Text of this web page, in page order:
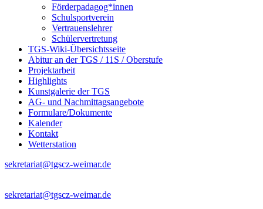
Förderpadagog*innen
Schulsportverein
Vertrauenslehrer
Schülervertretung
TGS-Wiki-Übersichtsseite
Abitur an der TGS / 11S / Oberstufe
Projektarbeit
Highlights
Kunstgalerie der TGS
AG- und Nachmittagsangebote
Formulare/Dokumente
Kalender
Kontakt
Wetterstation
sekretariat@tgscz-weimar.de
sekretariat@tgscz-weimar.de